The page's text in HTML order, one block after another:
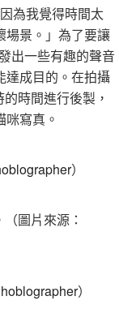
為我覺得時間太
場景。」為了要讓
出一些有趣的聲音
達成目的。在拍攝
時間進行後製，
寫真。
）
（圖片來源：
）